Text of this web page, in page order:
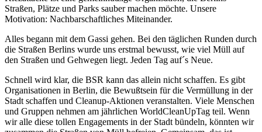
Straßen, Plätze und Parks sauber machen möchte. Unsere
Motivation: Nachbarschaftliches Miteinander.
Alles begann mit dem Gassi gehen. Bei den täglichen Runden durch
die Straßen Berlins wurde uns erstmal bewusst, wie viel Müll auf
den Straßen und Gehwegen liegt. Jeden Tag auf´s Neue.
Schnell wird klar, die BSR kann das allein nicht schaffen. Es gibt
Organisationen in Berlin, die Bewußtsein für die Vermüllung in der
Stadt schaffen und Cleanup-Aktionen veranstalten. Viele Menschen
und Gruppen nehmen am jährlichen WorldCleanUpTag teil. Wenn
wir alle diese tollen Engagements in der Stadt bündeln, könnten wir